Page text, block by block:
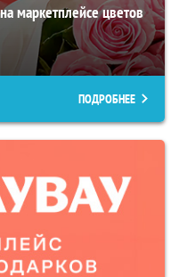
маркетплейсе цветов
ПОДРОБНЕЕ